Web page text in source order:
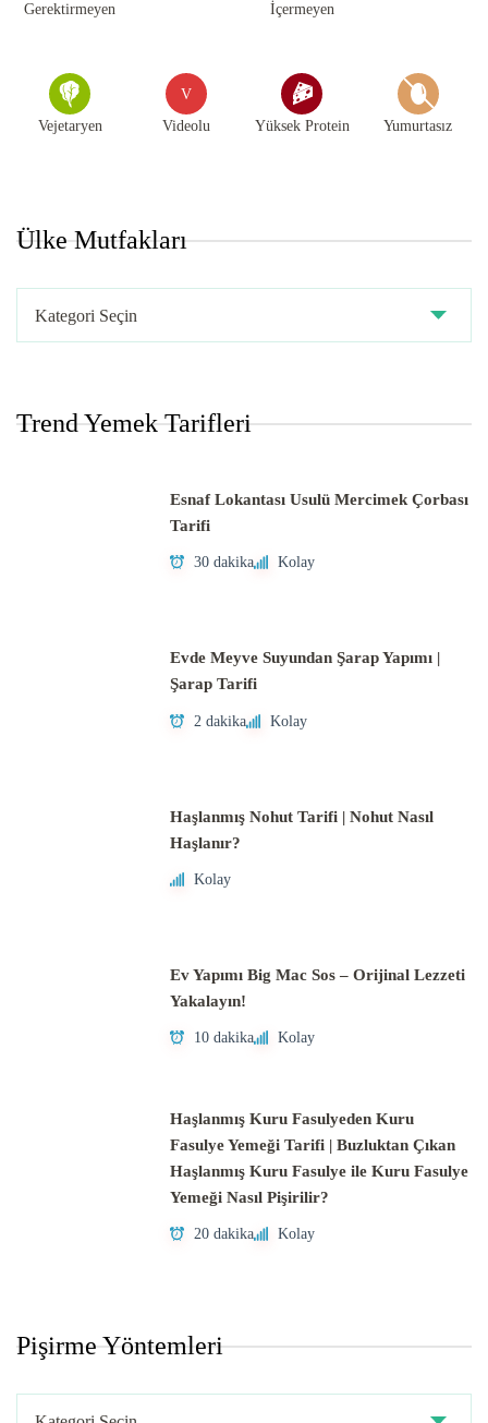
Gerektirmeyen
İçermeyen
Vejetaryen
V
Videolu Yüksek Protein Yumurtasız
Ülke Mutfakları
Mutfakları
Trend Yemek Tarifleri
Esnaf Lokantası Usulü Mercimek Çorbası
Tarifi
30 dakika Kolay
Evde Meyve Suyundan Şarap Yapımı |
Şarap Tarifi
2 dakika Kolay
Haşlanmış Nohut Tarifi | Nohut Nasıl
Haşlanır?
Kolay
Ev Yapımı Big Mac Sos – Orijinal Lezzeti
Yakalayın!
10 dakika Kolay
Haşlanmış Kuru Fasulyeden Kuru
Fasulye Yemeği Tarifi | Buzluktan Çıkan
Haşlanmış Kuru Fasulye ile Kuru Fasulye
Yemeği Nasıl Pişirilir?
20 dakika Kolay
Pişirme Yöntemleri